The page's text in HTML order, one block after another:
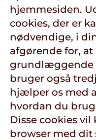
hjemmesiden.
cookies, der er
nødvendige, i
afgørende for,
grundlæggende
bruger også
hjælper os med
hvordan du
Disse cookies
browser med dit